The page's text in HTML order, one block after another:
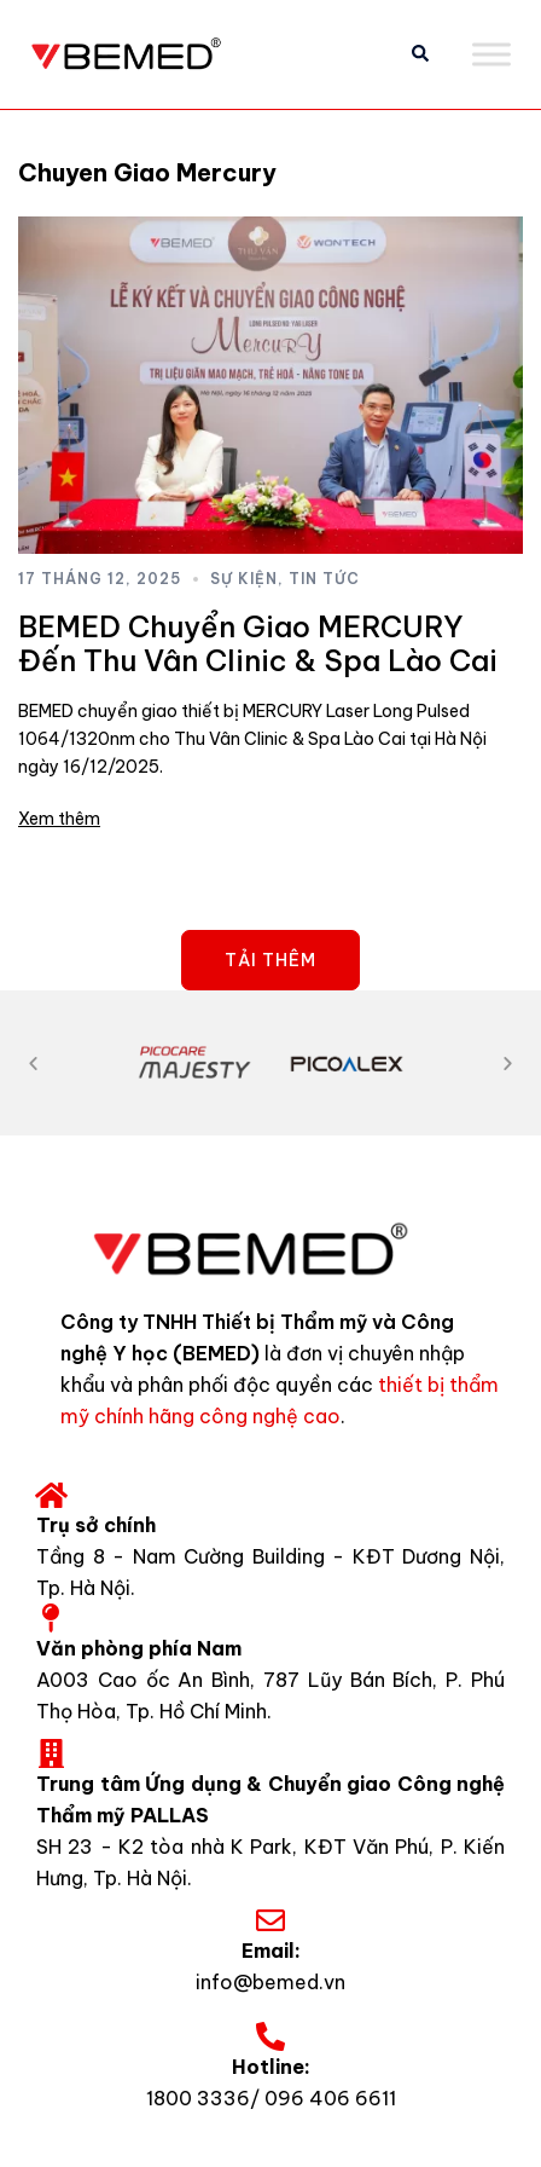
Chuyen Giao Mercury
17 THÁNG 12, 2025 SỰ KIỆN , TIN TỨC
BEMED Chuyển Giao MERCURY
Đến Thu Vân Clinic & Spa Lào Cai
BEMED chuyển giao thiết bị MERCURY Laser Long Pulsed
1064/1320nm cho Thu Vân Clinic & Spa Lào Cai tại Hà Nội
ngày 16/12/2025.
Xem thêm
TẢI THÊM
Công ty TNHH Thiết bị Thẩm mỹ và Công
nghệ Y học (BEMED) là đơn vị chuyên nhập
khẩu và phân phối độc quyền các thiết bị thẩm
mỹ chính hãng công nghệ cao.
Trụ sở chính
Tầng 8 - Nam Cường Building - KĐT Dương Nội,
Tp. Hà Nội.
Văn phòng phía Nam
A003 Cao ốc An Bình, 787 Lũy Bán Bích, P. Phú
Thọ Hòa, Tp. Hồ Chí Minh.
Trung tâm Ứng dụng & Chuyển giao Công nghệ
Thẩm mỹ PALLAS
SH 23 - K2 tòa nhà K Park, KĐT Văn Phú, P. Kiến
Hưng, Tp. Hà Nội.
Email:
info@bemed.vn
Hotline:
1800 3336/ 096 406 6611